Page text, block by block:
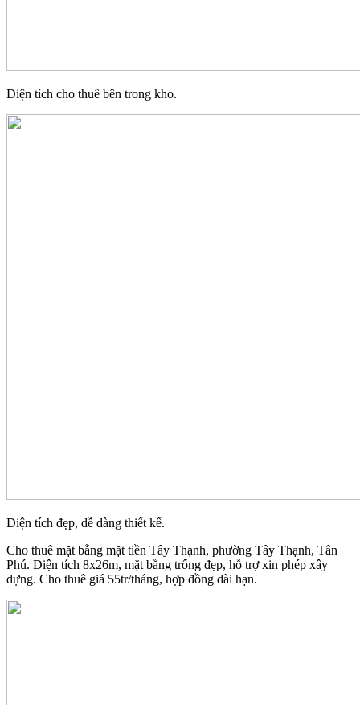
Diện tích cho thuê bên trong kho.
Diện tích đẹp, dễ dàng thiết kế.
Cho thuê mặt bằng mặt tiền Tây Thạnh, phường Tây Thạnh, Tân
Phú. Diện tích 8x26m, mặt bằng trống đẹp, hỗ trợ xin phép xây
dựng. Cho thuê giá 55tr/tháng, hợp đồng dài hạn.